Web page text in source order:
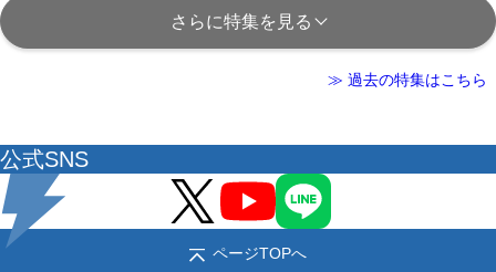
さらに特集を見る
≫ 過去の特集はこちら
公式SNS
ページTOPへ